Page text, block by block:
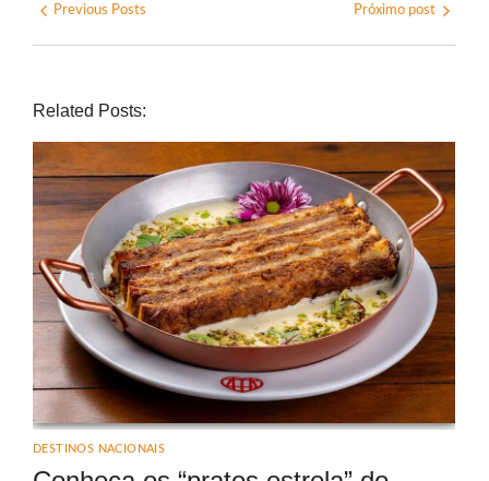
Previous Posts Próximo post
Related Posts:
DESTINOS NACIONAIS